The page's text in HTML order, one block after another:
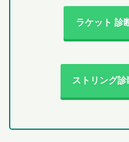
ラケット 診
ストリング診